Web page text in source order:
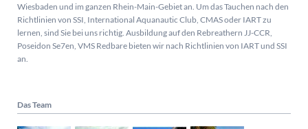
Wiesbaden und im ganzen Rhein-Main-Gebiet an. Um das Tauchen nach den
Richtlinien von SSI, International Aquanautic Club, CMAS oder IART zu
lernen, sind Sie bei uns richtig. Ausbildung auf den Rebreathern JJ-CCR,
Poseidon Se7en, VMS Redbare bieten wir nach Richtlinien von IART und SSI
an.
Das Team